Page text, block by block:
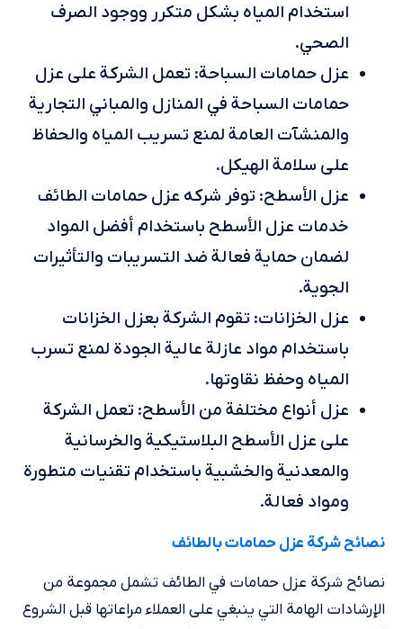
استخدام المياه بشكل متكرر ووجود الصرف
الصحي.
عزل حمامات السباحة: تعمل الشركة على عزل
حمامات السباحة في المنازل والمباني التجارية
والمنشآت العامة لمنع تسريب المياه والحفاظ
على سلامة الهيكل.
عزل الأسطح: توفر شركه عزل حمامات الطائف
خدمات عزل الأسطح باستخدام أفضل المواد
لضمان حماية فعالة ضد التسريبات والتأثيرات
الجوية.
عزل الخزانات: تقوم الشركة بعزل الخزانات
باستخدام مواد عازلة عالية الجودة لمنع تسرب
المياه وحفظ نقاوتها.
عزل أنواع مختلفة من الأسطح: تعمل الشركة
على عزل الأسطح البلاستيكية والخرسانية
والمعدنية والخشبية باستخدام تقنيات متطورة
ومواد فعالة.
نصائح شركة عزل حمامات بالطائف
نصائح شركة عزل حمامات في الطائف تشمل مجموعة من
الإرشادات الهامة التي ينبغي على العملاء مراعاتها قبل الشروع